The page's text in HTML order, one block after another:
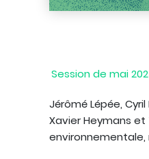
Session de mai
Jérômé Lépée,
Xavier Heymans
environnementale,